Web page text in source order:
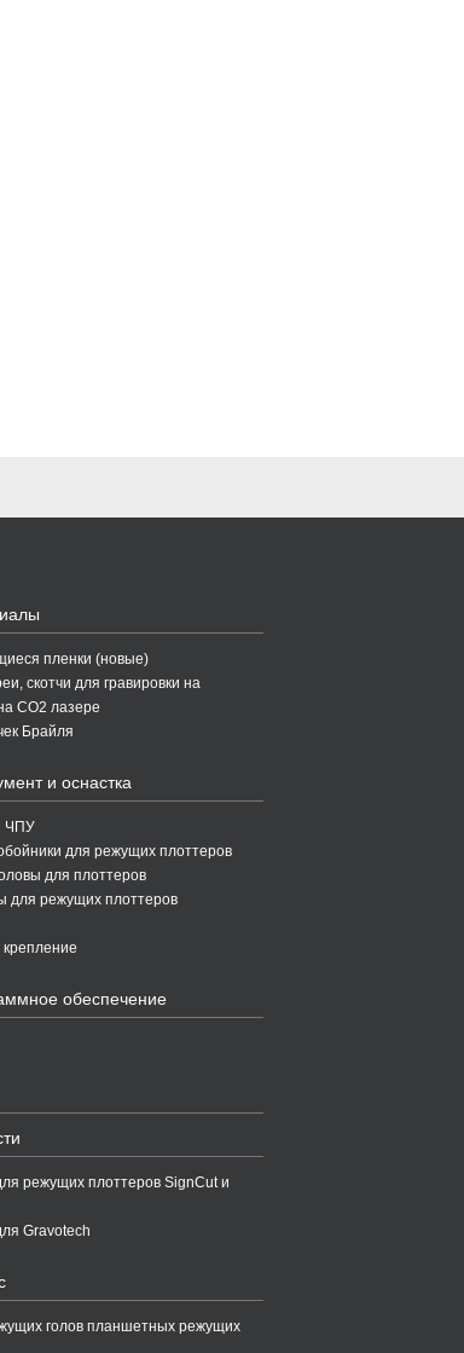
пленки (новые)
скотчи для гравировки на
CO2 лазере
Брайля
и оснастка
ЧПУ
для режущих плоттеров
для плоттеров
для режущих плоттеров
обеспечение
режущих плоттеров SignCut и
Gravotech
голов планшетных режущих